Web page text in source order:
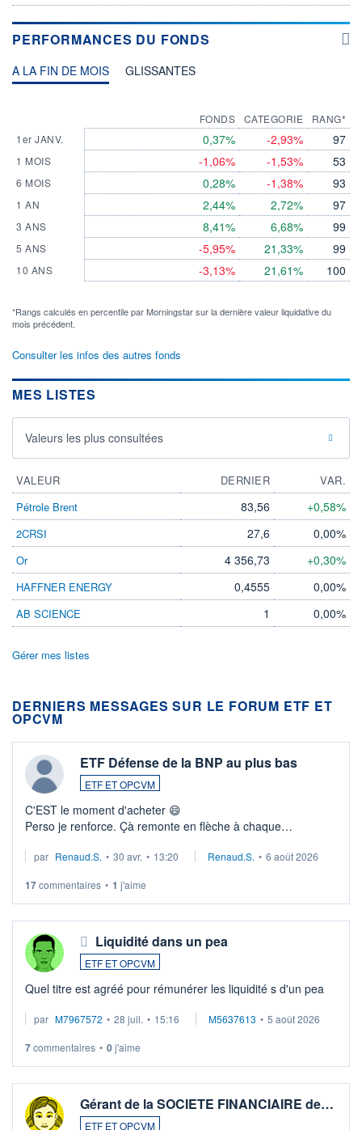
PERFORMANCES DU FONDS
A LA FIN DE MOIS GLISSANTES
1er JANV.
1 MOIS
6 MOIS
1 AN
3 ANS
5 ANS
10 ANS
FONDS
0,37%
-1,06%
0,28%
2,44%
8,41%
-5,95%
-3,13%
CATEGORIE
-2,93%
-1,53%
-1,38%
2,72%
6,68%
21,33%
21,61%
RANG*
97
53
93
97
99
99
100
*Rangs calculés en percentile par Morningstar sur la dernière valeur liquidative du
mois précédent.
Consulter les infos des autres fonds
MES LISTES
Valeurs les plus consultées
VALEUR DERNIER
VAR.
Pétrole Brent
83,56 +0,58%
2CRSI 27,6 0,00%
Or 4 356,73 +0,30%
HAFFNER ENERGY 0,4555 0,00%
AB SCIENCE 1 0,00%
Gérer mes listes
DERNIERS MESSAGES SUR LE FORUM ETF ET
OPCVM
ETF Défense de la BNP au plus bas
ETF ET OPCVM
C'EST le moment d'acheter 😄​
Perso je renforce. Çà remonte en flèche à chaque
Investissement long terme tip top pour sa retraite.
par Renaud.S. • 30 avr. • 13:20 Renaud.S. • 6 août 2026
17commentaires • 1 j'aime
Liquidité dans un pea
ETF ET OPCVM
Quel titre est agréé pour rémunérer les liquidité s d'un pea
par M7967572 • 28 juil. • 15:16 M5637613 • 5 août 2026
7commentaires • 0j'aime
Gérant de la SOCIETE FINANCIAIRE de…
ETF ET OPCVM